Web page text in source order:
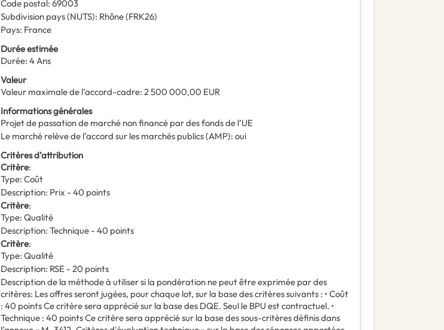
Code postal: 69003
Subdivision pays (NUTS): Rhône(FRK26)
Pays: France
Durée estimée
Durée: 4Ans
Valeur
Valeur maximale de l’accord-cadre: 2 500 000,00 EUR
Informations générales
Projet de passation de marché non financé par des fonds de l’UE
Le marché relève de l’accord sur les marchés publics (AMP): oui
Critères d’attribution
Critère:
Type: Coût
Description: Prix - 40 points
Critère:
Type: Qualité
Description: Technique - 40 points
Critère:
Type: Qualité
Description: RSE - 20 points
Description de la méthode à utiliser si la pondération ne peut être exprimée par des
critères: Les offres seront jugées, pour chaque lot, sur la base des critères suivants : • Coût
: 40 points Ce critère sera apprécié sur la base des DQE. Seul le BPU est contractuel. •
Technique : 40 points Ce critère sera apprécié sur la base des sous-critères définis dans